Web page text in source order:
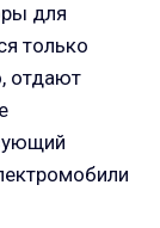
для
только
отдают